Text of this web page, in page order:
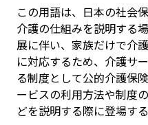
この用語は、日本の社会
介護の仕組みを説明する
展に伴い、家族だけで介
に対応するため、介護サ
る制度として公的介護保
ービスの利用方法や制度
どを説明する際に登場す